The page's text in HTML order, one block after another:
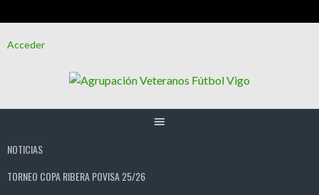
alAcceder
NOTICIAS
TORNEO COPA RIBERA POVISA 25/26